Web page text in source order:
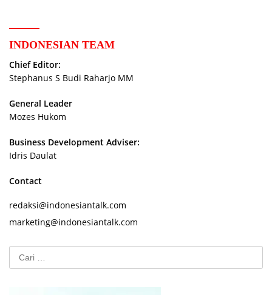
INDONESIAN TEAM
Chief Editor:
Stephanus S Budi Raharjo MM
General Leader
Mozes Hukom
Business Development Adviser:
Idris Daulat
Contact
redaksi@indonesiantalk.com
marketing@indonesiantalk.com
Cari
untuk: